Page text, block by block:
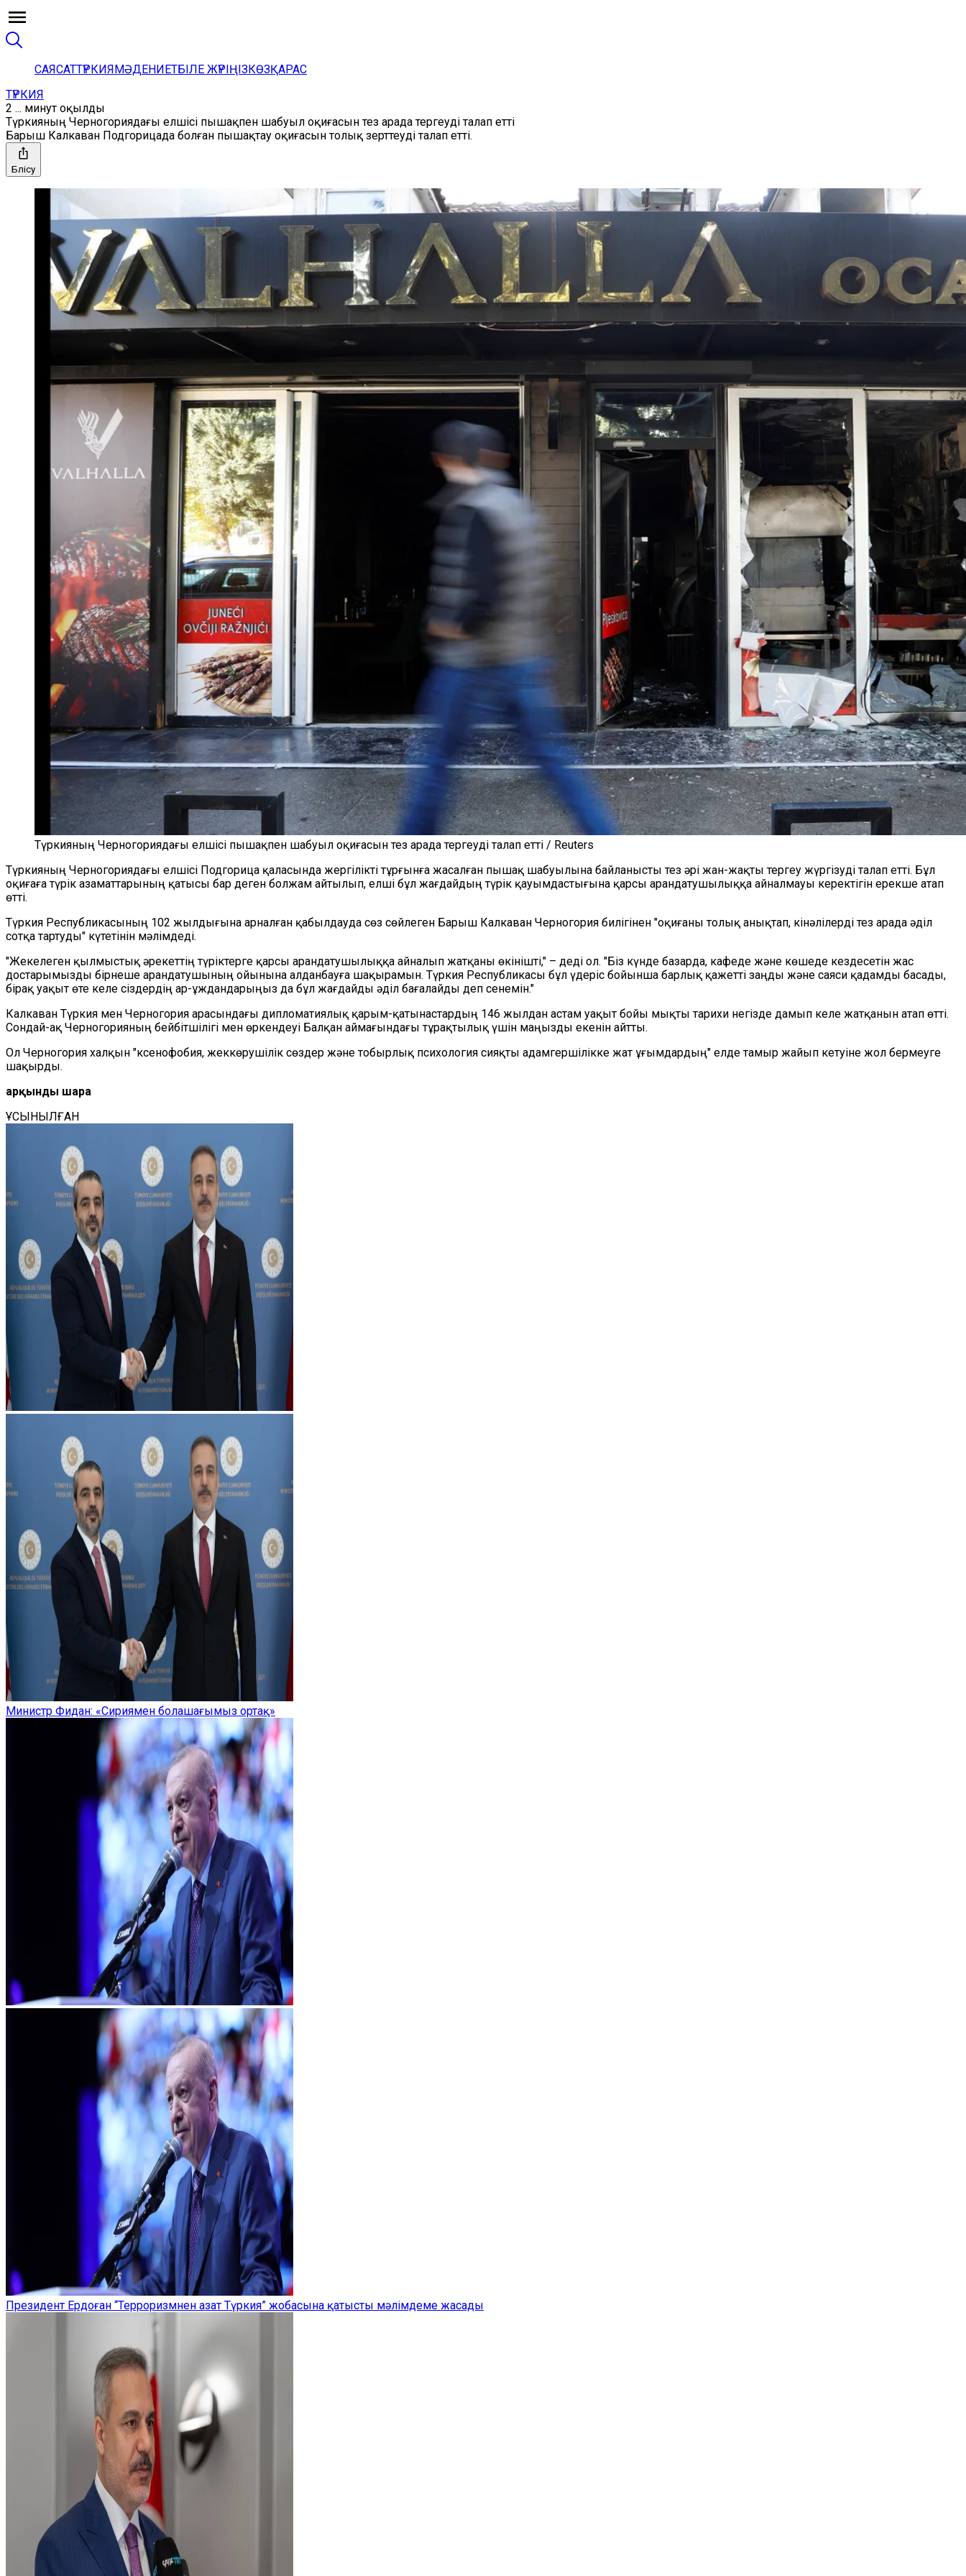
САЯСАТТҮРКИЯМӘДЕНИЕТБІЛЕ ЖҮРІҢІЗКӨЗҚАРАС
ТҮРКИЯ
2 ... минут оқылды
Түркияның Черногориядағы елшісі пышақпен шабуыл оқиғасын тез арада тергеуді талап етті
Барыш Калкаван Подгорицада болған пышақтау оқиғасын толық зерттеуді талап етті.
Бөлісу
Түркияның Черногориядағы елшісі пышақпен шабуыл оқиғасын тез арада тергеуді талап етті / Reuters
Түркияның Черногориядағы елшісі Подгорица қаласында жергілікті тұрғынға жасалған пышақ шабуылына байланысты тез әрі жан-жақты тергеу жүргізуді талап етті. Бұл
оқиғаға түрік азаматтарының қатысы бар деген болжам айтылып, елші бұл жағдайдың түрік қауымдастығына қарсы арандатушылыққа айналмауы керектігін ерекше атап
өтті.
Түркия Республикасының 102 жылдығына арналған қабылдауда сөз сөйлеген Барыш Калкаван Черногория билігінен "оқиғаны толық анықтап, кінәлілерді тез арада әділ
сотқа тартуды" күтетінін мәлімдеді.
"Жекелеген қылмыстық әрекеттің түріктерге қарсы арандатушылыққа айналып жатқаны өкінішті," – деді ол. "Біз күнде базарда, кафеде және көшеде кездесетін жас
достарымызды бірнеше арандатушының ойынына алданбауға шақырамын. Түркия Республикасы бұл үдеріс бойынша барлық қажетті заңды және саяси қадамды басады,
бірақ уақыт өте келе сіздердің ар-ұждандарыңыз да бұл жағдайды әділ бағалайды деп сенемін."
Калкаван Түркия мен Черногория арасындағы дипломатиялық қарым-қатынастардың 146 жылдан астам уақыт бойы мықты тарихи негізде дамып келе жатқанын атап өтті.
Сондай-ақ Черногорияның бейбітшілігі мен өркендеуі Балқан аймағындағы тұрақтылық үшін маңызды екенін айтты.
Ол Черногория халқын "ксенофобия, жеккөрушілік сөздер және тобырлық психология сияқты адамгершілікке жат ұғымдардың" елде тамыр жайып кетуіне жол бермеуге
шақырды.
Қарқынды шара
ҰСЫНЫЛҒАН
Министр Фидан: «Сириямен болашағымыз ортақ»
Президент Ердоған “Терроризмнен азат Түркия” жобасына қатысты мәлімдеме жасады